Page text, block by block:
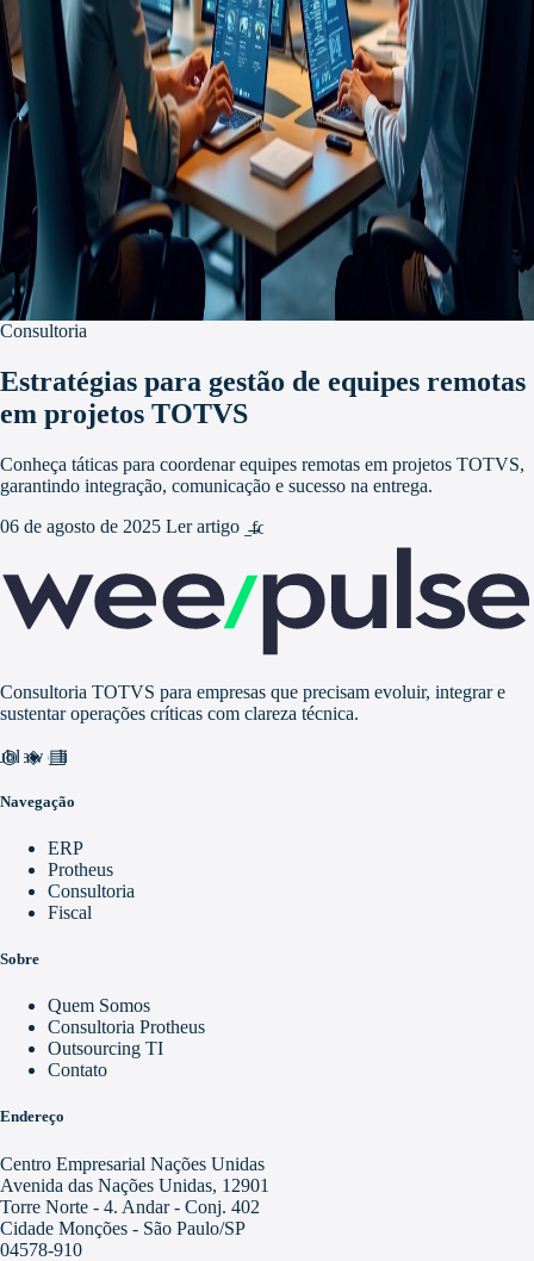
Consultoria
Estratégias para gestão de equipes remotas
em projetos TOTVS
Conheça táticas para coordenar equipes remotas em projetos TOTVS,
garantindo integração, comunicação e sucesso na entrega.
06 de agosto de 2025 Ler artigo
arrow_forward
Consultoria TOTVS para empresas que precisam evoluir, integrar e
sustentar operações críticas com clareza técnica.
video_library
Navegação
ERP
Protheus
Consultoria
Fiscal
Sobre
Quem Somos
Consultoria Protheus
Outsourcing TI
Contato
Endereço
Centro Empresarial Nações Unidas
Avenida das Nações Unidas, 12901
Torre Norte - 4. Andar - Conj. 402
Cidade Monções - São Paulo/SP
04578-910